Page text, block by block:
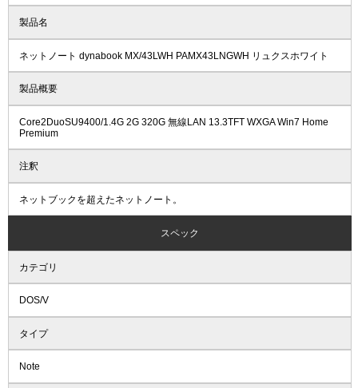
製品名
ネットノート dynabook MX/43LWH PAMX43LNGWH リュクスホワイト
製品概要
Core2DuoSU9400/1.4G 2G 320G 無線LAN 13.3TFT WXGA Win7 Home
Premium
注釈
ネットブックを超えたネットノート。
スペック
カテゴリ
DOS/V
タイプ
Note